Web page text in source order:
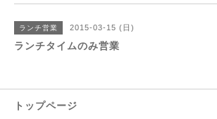
ランチ営業 2015-03-15 (日)
ランチタイムのみ営業
トップページ